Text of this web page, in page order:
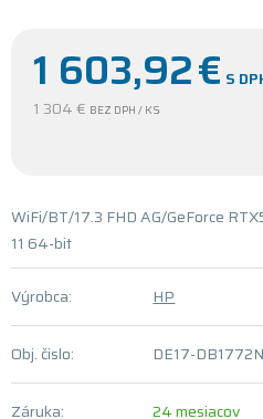
1 603,92€ S
1 304 € BEZ DPH / KS
WiFi/BT/17.3 FHD AG/GeForce
11 64-bit
Výrobca: HP
Obj. čislo: DE17-
Záruka: 24 mesiacov